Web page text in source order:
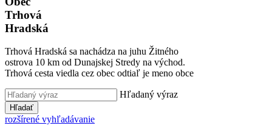
Trhová
Hradská
Trhová Hradská sa nachádza na juhu Žitného
ostrova 10 km od Dunajskej Stredy na východ.
Trhová cesta viedla cez obec odtiaľ je meno obce
Hľadaný výraz
Hľadať
rozšírené vyhľadávanie